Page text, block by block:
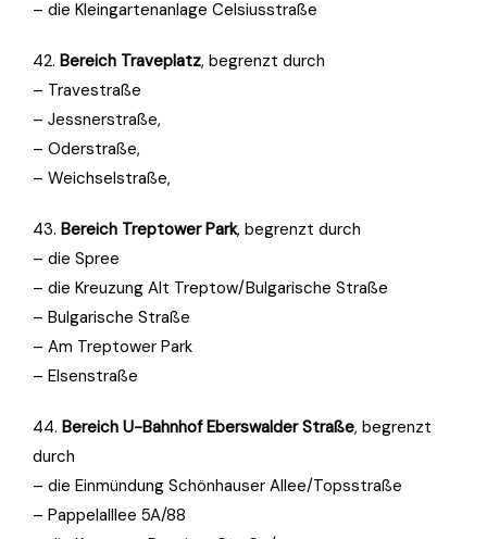
– die Kleingartenanlage Celsiusstraße
42. Bereich Traveplatz, begrenzt durch
– Travestraße
– Jessnerstraße,
– Oderstraße,
– Weichselstraße,
43. Bereich Treptower Park, begrenzt durch
– die Spree
– die Kreuzung Alt Treptow/Bulgarische Straße
– Bulgarische Straße
– Am Treptower Park
– Elsenstraße
44. Bereich U-Bahnhof Eberswalder Straße, begrenzt
durch
– die Einmündung Schönhauser Allee/Topsstraße
– Pappelalllee 5A/88